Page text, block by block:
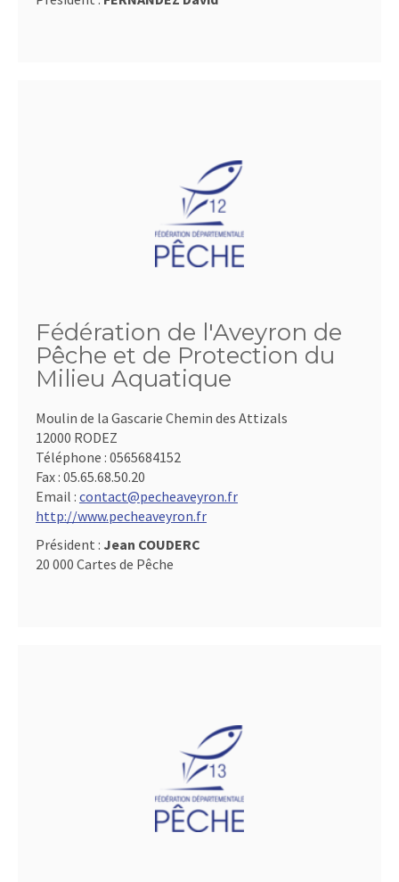
Fédération de l'Aveyron de
Pêche et de Protection du
Milieu Aquatique
Moulin de la Gascarie Chemin des Attizals
12000 RODEZ
Téléphone : 0565684152
Fax : 05.65.68.50.20
Email : contact@pecheaveyron.fr
http://www.pecheaveyron.fr
Président : Jean COUDERC
20 000 Cartes de Pêche